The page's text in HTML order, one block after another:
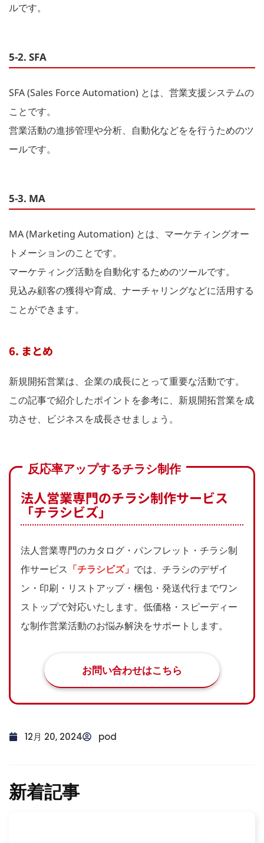
ルです。
5-2. SFA
SFA (Sales Force Automation) とは、営業支援システムの
ことです。
営業活動の進捗管理や分析、自動化などをを行うためのツ
ールです。
5-3. MA
MA (Marketing Automation) とは、マーケティングオー
トメーションのことです。
マーケティング活動を自動化するためのツールです。
見込み顧客の獲得や育成、ナーチャリングなどに活用する
ことができます。
6. まとめ
新規開拓営業は、企業の成長にとって重要な活動です。
この記事で紹介したポイントを参考に、新規開拓営業を成
功させ、ビジネスを成長させましょう。
反応率アップするチラシ制作
法人営業専門のチラシ制作サービス
「チラシビズ」
法人営業専門のカタログ・パンフレット・チラシ制
作サービス 「チラシビズ」 では、チラシのデザイ
ン・印刷・リストアップ・梱包・発送代行までワン
ストップで対応いたします。低価格・スピーディー
な制作営業活動のお悩み解決をサポートします。
お問い合わせはこちら
12月 20, 2024 pod
新着記事